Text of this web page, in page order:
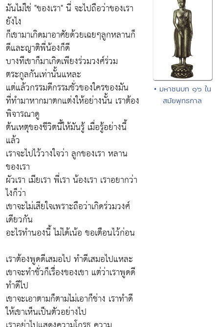
มันไม่ใช่ "ของเรา" นี่ จะไปถือว่าของเรา
ยังไง
ก็เขามาเกิดมาอาศัยด้วยเฉยๆลูกหลานก็
ดีและญาติพี่น้องก็ดี
บางทีเขาก็มาเกิดเพียงร่วมวงศ์ร่วม
ตระกูลกันเท่านั้นแหละ
แต่แล้วกรรมดีกรรมชั่วของใครของมัน
ที่ทำมาหากมาตกแต่งให้อย่างนั้น เราต้อง
พิจารณาดู
ต้นเหตุของชีวิตนี้ให้มันรู้ เมื่อรู้อย่างนี้
แล้ว
เราจะไปไว้วางใจว่า ลูกของเรา หลาน
ของเรา
ผัวเรา เมียเรา พี่เรา น้องเรา เราอยากว่า
ไงก็ว่า
เขาจะไม่เสียใจเพราะถือว่าเกิดร่วมวงศ์
เดียวกัน
อะไรทำนองนี้ ไม่ได้เน้อ ขอเตือนไว้ก่อน
เราต้องพูดดีเสมอไป ทำดีเสมอไปแหละ
เขาจะทำชั่วก็เรื่องของเขา แต่ว่าเราพูดดี
ทำดีไป
เขาจะเอาตามก็ตามไม่เอาก็ช่าง เราทำดี
ให้เขาเห็นเป็นตัวอย่างไป
• มหาชนบท ๑๖ ใน
สมัยพุทธกาล